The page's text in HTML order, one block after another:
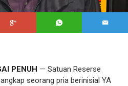
PENUH — Satuan Reserse
seorang pria berinisial YA